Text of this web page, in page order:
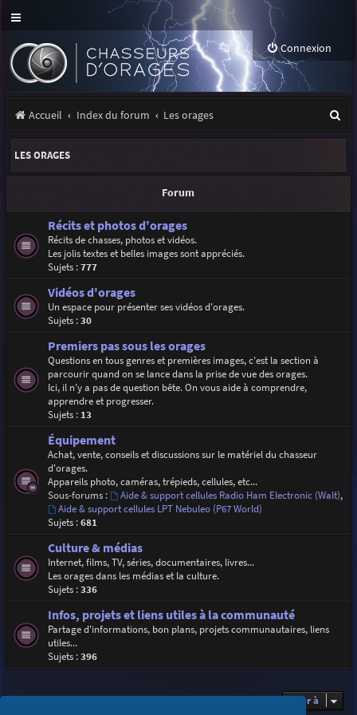
Connexion
Accueil Index du forum Les orages
e
e
LES ORAGES
Forum
Récits et photos d'orages
Récits de chasses, photos et vidéos.
Les jolis textes et belles images sont appréciés.
Sujets :777
Vidéos d'orages
Un espace pour présenter ses vidéos d'orages.
Sujets :30
Premiers pas sous les orages
Questions en tous genres et premières images, c'est la section à
parcourir quand on se lance dans la prise de vue des orages.
Ici, il n'y a pas de question bête. On vous aide à comprendre,
apprendre et progresser.
Sujets : 13
Équipement
Achat, vente, conseils et discussions sur le matériel du chasseur
d'orages.
Appareils photo, caméras, trépieds, cellules, etc...
Sous-forums :
Aide & support cellules Radio Ham Electronic (Walt),
Aide & support cellules LPT Nebuleo (P67 World)
Sujets :681
Culture & médias
Internet, films, TV, séries, documentaires, livres...
Les orages dans les médias et la culture.
Sujets :336
Infos, projets et liens utiles à la communauté
Partage d'informations, bon plans, projets communautaires, liens
utiles...
Sujets :396
Aller à